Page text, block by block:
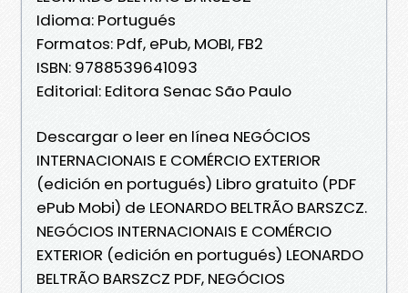
Idioma: Portugués
Formatos: Pdf, ePub, MOBI, FB2
ISBN: 9788539641093
Editorial: Editora Senac São Paulo
Descargar o leer en línea NEGÓCIOS
INTERNACIONAIS E COMÉRCIO EXTERIOR
(edición en portugués) Libro gratuito (PDF
ePub Mobi) de LEONARDO BELTRÃO BARSZCZ.
NEGÓCIOS INTERNACIONAIS E COMÉRCIO
EXTERIOR (edición en portugués) LEONARDO
BELTRÃO BARSZCZ PDF, NEGÓCIOS